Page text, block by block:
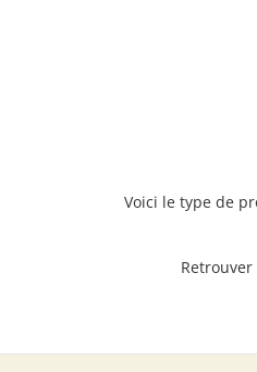
Voici le type de